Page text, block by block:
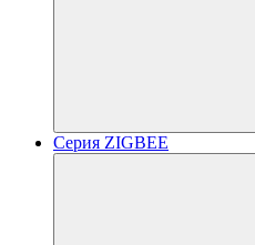
Серия ZIGBEE